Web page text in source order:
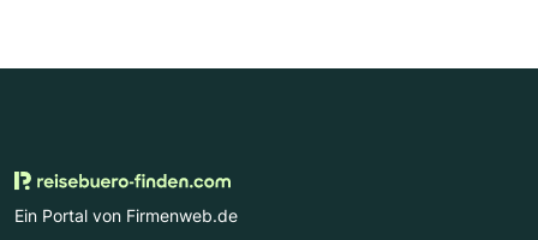
Ein Portal von Firmenweb.de